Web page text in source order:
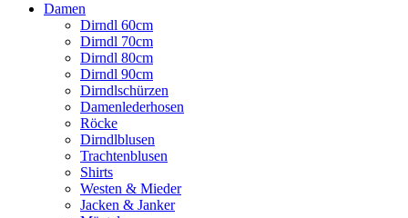
Damen
Dirndl 60cm
Dirndl 70cm
Dirndl 80cm
Dirndl 90cm
Dirndlschürzen
Damenlederhosen
Röcke
Dirndlblusen
Trachtenblusen
Shirts
Westen & Mieder
Jacken & Janker